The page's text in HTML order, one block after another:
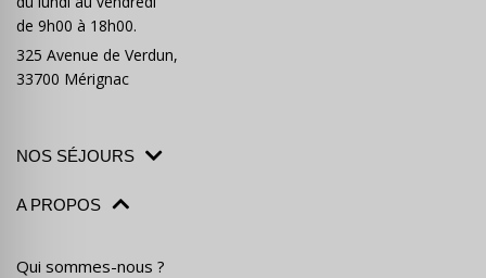
de 9h00 à 18h00.
325 Avenue de Verdun,
33700 Mérignac
NOS SÉJOURS
A PROPOS
Qui sommes-nous ?